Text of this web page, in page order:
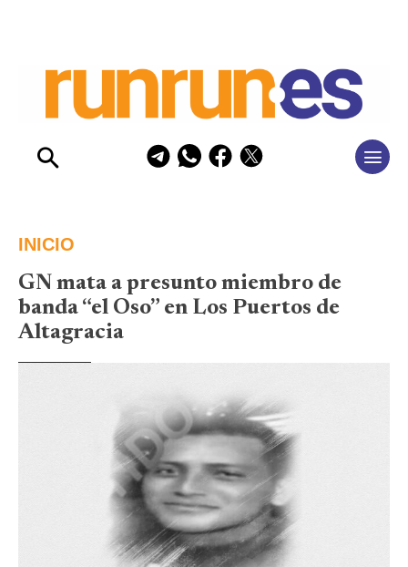
INICIO
GN mata a presunto miembro de
banda “el Oso” en Los Puertos de
Altagracia